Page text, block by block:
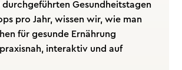
durchgeführten Gesundheitstagen
pro Jahr, wissen wir, wie man
für gesunde Ernährung
interaktiv und auf